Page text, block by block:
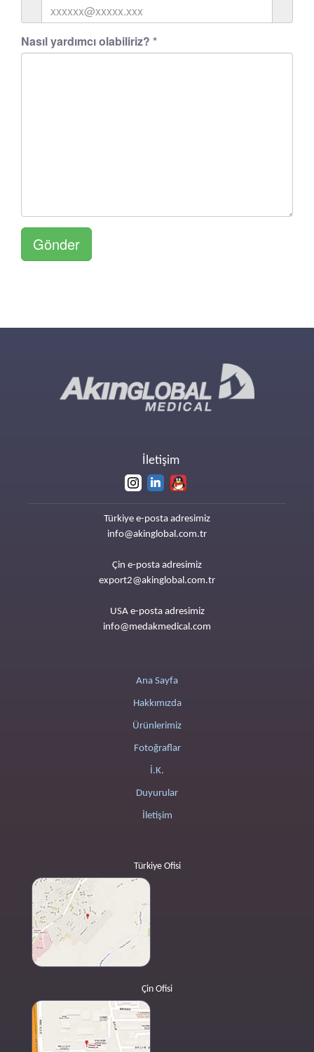
Nasıl yardımcı olabiliriz? *
Gönder
İletişim
Türkiye e-posta adresimiz
info@akinglobal.com.tr
Çin e-posta adresimiz
export2@akinglobal.com.tr
USA e-posta adresimiz
info@medakmedical.com
Ana Sayfa
Hakkımızda
Ürünlerimiz
Fotoğraflar
İ.K.
Duyurular
İletişim
Türkiye Ofisi
Çin Ofisi